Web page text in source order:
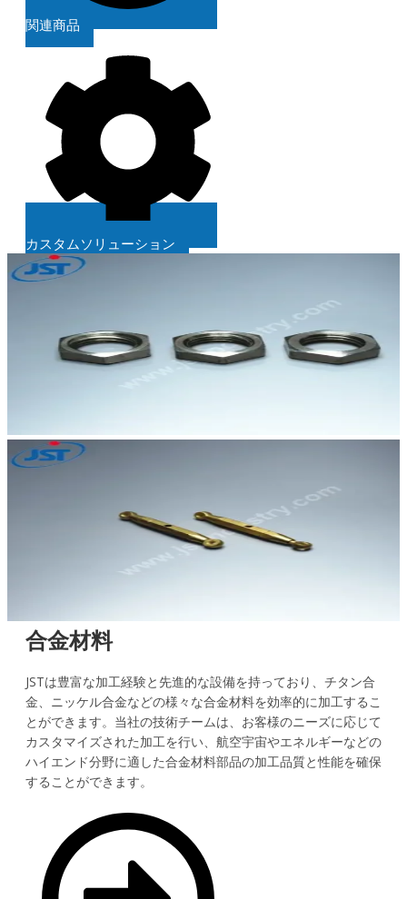
関連商品
カスタムソリューション
合金材料
JSTは豊富な加工経験と先進的な設備を持っており、チタン合
金、ニッケル合金などの様々な合金材料を効率的に加工するこ
とができます。当社の技術チームは、お客様のニーズに応じて
カスタマイズされた加工を行い、航空宇宙やエネルギーなどの
ハイエンド分野に適した合金材料部品の加工品質と性能を確保
することができます。